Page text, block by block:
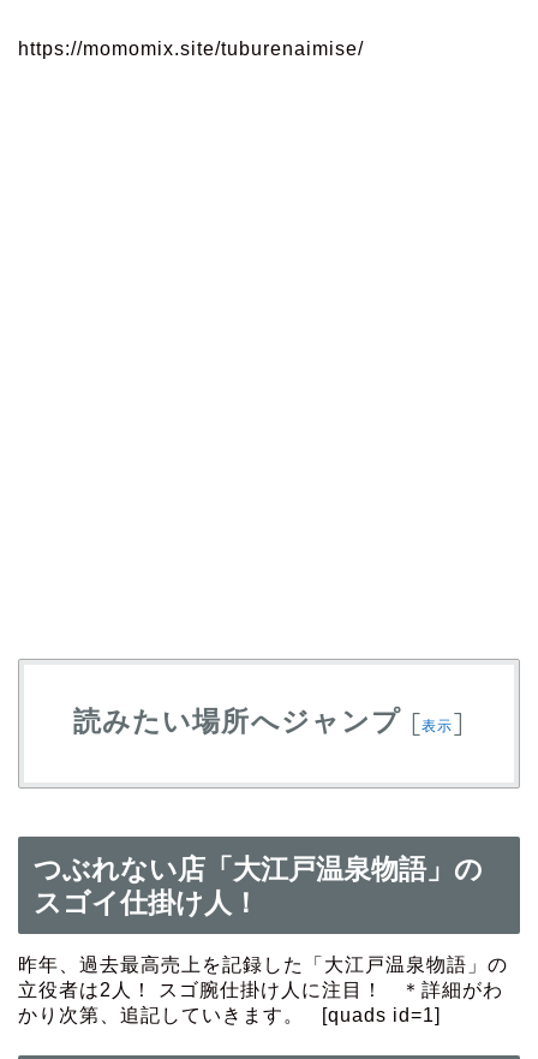
https://momomix.site/tuburenaimise/
読みたい場所へジャンプ [表示]
つぶれない店「大江戸温泉物語」の
スゴイ仕掛け人！
昨年、過去最高売上を記録した「大江戸温泉物語」の
立役者は2人！ スゴ腕仕掛け人に注目！ ＊詳細がわ
かり次第、追記していきます。 [quads id=1]